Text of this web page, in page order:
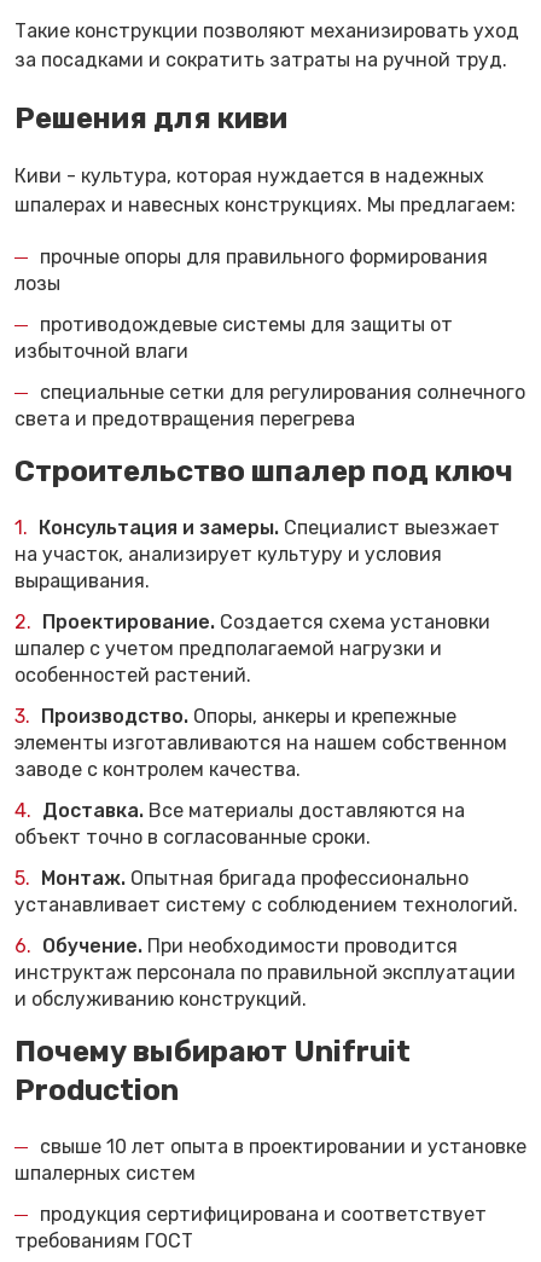
Такие конструкции позволяют механизировать уход
за посадками и сократить затраты на ручной труд.
Решения для киви
Киви - культура, которая нуждается в надежных
шпалерах и навесных конструкциях. Мы предлагаем:
прочные опоры для правильного формирования
лозы
противодождевые системы для защиты от
избыточной влаги
специальные сетки для регулирования солнечного
света и предотвращения перегрева
Строительство шпалер под ключ
Консультация и замеры. Специалист выезжает
на участок, анализирует культуру и условия
выращивания.
Проектирование. Создается схема установки
шпалер с учетом предполагаемой нагрузки и
особенностей растений.
Производство. Опоры, анкеры и крепежные
элементы изготавливаются на нашем собственном
заводе с контролем качества.
Доставка. Все материалы доставляются на
объект точно в согласованные сроки.
Монтаж. Опытная бригада профессионально
устанавливает систему с соблюдением технологий.
Обучение. При необходимости проводится
инструктаж персонала по правильной эксплуатации
и обслуживанию конструкций.
Почему выбирают Unifruit
Production
свыше 10 лет опыта в проектировании и установке
шпалерных систем
продукция сертифицирована и соответствует
требованиям ГОСТ